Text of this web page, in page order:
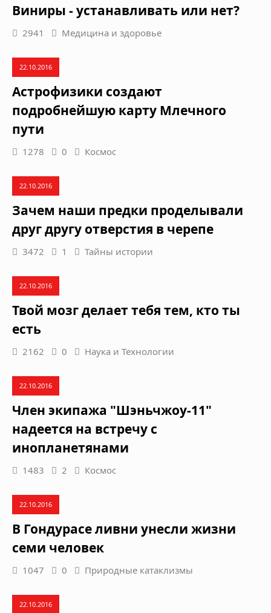
Виниры - устанавливать или нет?
2941 Медицина и здоровье
22.10.2016
Астрофизики создают
подробнейшую карту Млечного
пути
1278 0 Космос
22.10.2016
Зачем наши предки проделывали
друг другу отверстия в черепе
3472 1 Тайны истории
22.10.2016
Твой мозг делает тебя тем, кто ты
есть
2162 0 Наука и Технологии
22.10.2016
Член экипажа "Шэньчжоу-11"
надеется на встречу с
инопланетянами
1483 2 Космос
22.10.2016
В Гондурасе ливни унесли жизни
семи человек
1047 0 Природные катаклизмы
22.10.2016